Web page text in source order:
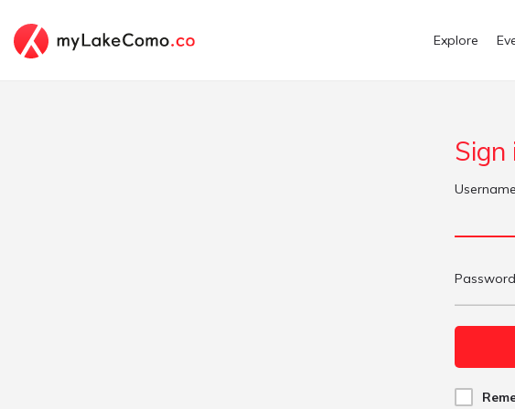
Explore
Sign
Username
Password